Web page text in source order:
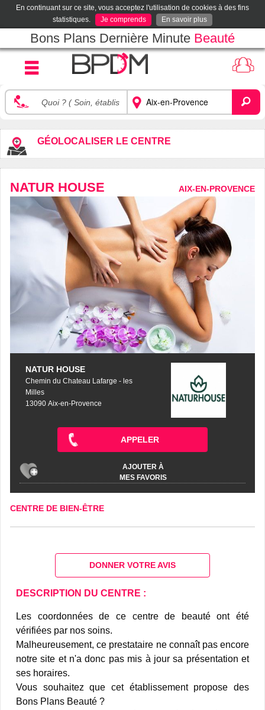
En continuant sur ce site, vous acceptez l'utilisation de cookies à des fins
statistiques.
Je comprends En savoir plus
Bons Plans Dernière Minute Beauté
GÉOLOCALISER LE CENTRE
NATUR HOUSE AIX-EN-PROVENCE
NATUR HOUSE
Chemin du Chateau Lafarge - les
Milles
13090 Aix-en-Provence
APPELER
AJOUTER À
MES FAVORIS
CENTRE DE BIEN-ÊTRE
DONNER VOTRE AVIS
DESCRIPTION DU CENTRE :
Les coordonnées de ce centre de beauté ont été
vérifiées par nos soins.
Malheureusement, ce prestataire ne connaît pas encore
notre site et n'a donc pas mis à jour sa présentation et
ses horaires.
Vous souhaitez que cet établissement propose des
Bons Plans Beauté ?